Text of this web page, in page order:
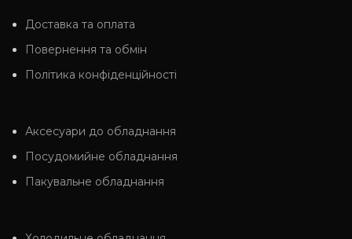
Доставка та оплата
Повернення та обмін
Політика конфіденційності
Аксесуари до обладнання
Посудомийне обладнання
Пакувальне обладнання